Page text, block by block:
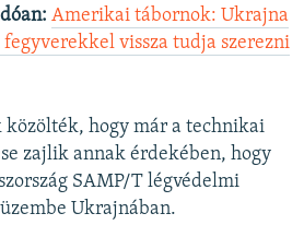
Amerikai tábornok: Ukrajna
vissza tudja szerezni
hogy már a technikai
zajlik annak érdekében, hogy
SAMP/T légvédelmi
Ukrajnában.